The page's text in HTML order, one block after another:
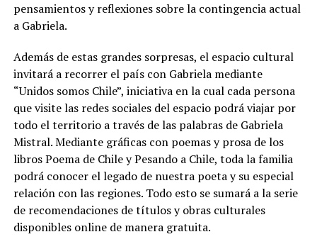
pensamientos y reflexiones sobre la contingencia actual
a Gabriela.
Además de estas grandes sorpresas, el espacio cultural
invitará a recorrer el país con Gabriela mediante
“Unidos somos Chile”, iniciativa en la cual cada persona
que visite las redes sociales del espacio podrá viajar por
todo el territorio a través de las palabras de Gabriela
Mistral. Mediante gráficas con poemas y prosa de los
libros Poema de Chile y Pesando a Chile, toda la familia
podrá conocer el legado de nuestra poeta y su especial
relación con las regiones. Todo esto se sumará a la serie
de recomendaciones de títulos y obras culturales
disponibles online de manera gratuita.